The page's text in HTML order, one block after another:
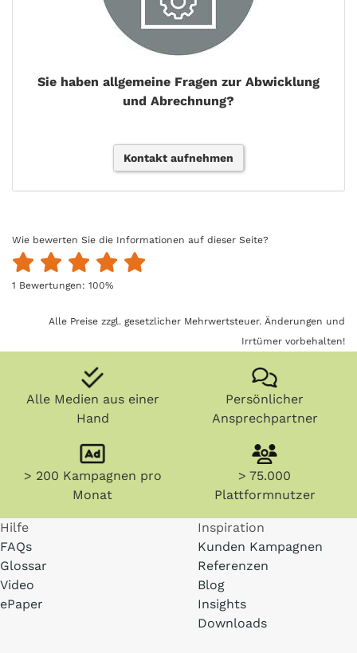
Sie haben allgemeine Fragen zur Abwicklung
und Abrechnung?
Kontakt aufnehmen
Wie bewerten Sie die Informationen auf dieser Seite?
1 Bewertungen: 100%
Alle Preise zzgl. gesetzlicher Mehrwertsteuer. Änderungen und
Irrtümer vorbehalten!
Alle Medien aus einer
Hand
Persönlicher
Ansprechpartner
> 200 Kampagnen pro
Monat
> 75.000
Plattformnutzer
Hilfe
FAQs
Glossar
Video
ePaper
Inspiration
Kunden Kampagnen
Referenzen
Blog
Insights
Downloads